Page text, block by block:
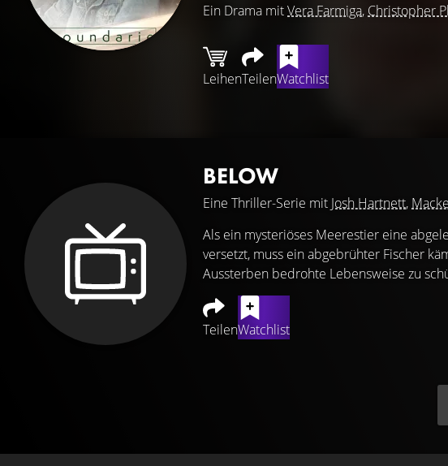
Ein Drama mitVera Farmiga, Christopher
LeihenTeilenWatchlist
BELOW
Eine Thriller-Serie mit Josh Hartnett,
TeilenWatchlist
Als ein mysteriöses Meerestier eine
versetzt, muss ein abgebrühter Fischer
Aussterben bedrohte Lebensweise zu